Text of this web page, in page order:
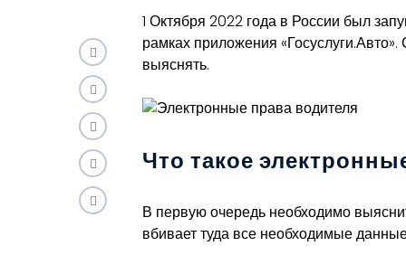
1 Октября 2022 года в России был
рамках приложения
выяснять.
Что такое
В первую очередь необходимо
вбивает туда все необходимые